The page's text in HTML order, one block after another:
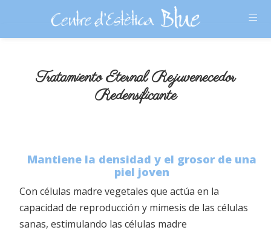
Tratamiento Eternal Rejuvenecedor
Redensificante
Mantiene la densidad y el grosor de una
piel joven
Con células madre vegetales que actúa en la
capacidad de reproducción y mimesis de las células
sanas, estimulando las células madre
≡